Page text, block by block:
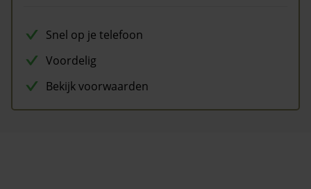
Snel op je telefoon
Voordelig
Bekijk voorwaarden